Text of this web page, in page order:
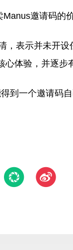
邀请码的
，表示并未开
体验，并逐步
一个邀请码自